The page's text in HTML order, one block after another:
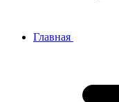
Главная